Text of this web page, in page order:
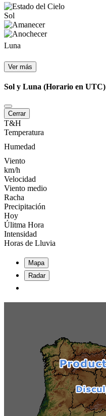
Sol
Luna
Ver más
Sol y Luna (Horario en UTC)
Cerrar
T&H
Temperatura
Humedad
Viento
km/h
Velocidad
Viento medio
Racha
Precipitación
Hoy
Úlitma Hora
Intensidad
Horas de Lluvia
Mapa
Radar